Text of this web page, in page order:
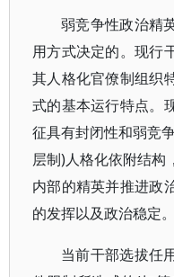
弱竞争性政治精
用方式决定的。现行
其人格化官僚制组织
式的基本运行特点。
征具有封闭性和弱竞
层制)人格化依附结构
内部的精英并推进政
的发挥以及政治稳定。
当前干部选拔任